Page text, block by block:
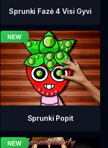
Sprunki Fazė 4 Visi Gyvi
Sprunki Popit